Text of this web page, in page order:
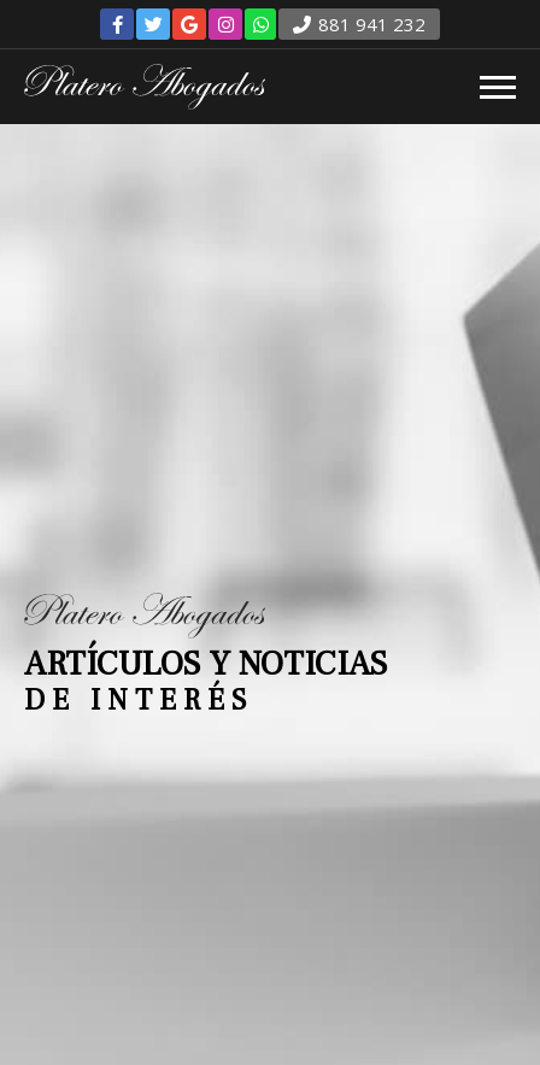
881 941 232
ARTÍCULOS Y NOTICIAS
DE INTERÉS